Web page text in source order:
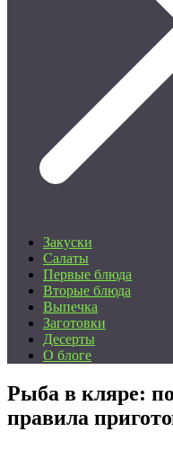
Закуски
Салаты
Первые блюда
Вторые блюда
Выпечка
Заготовки
Десерты
О блоге
Рыба в кляре:
правила